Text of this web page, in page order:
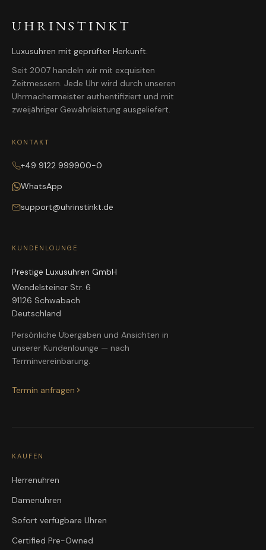
UHRINSTINKT
Luxusuhren mit geprüfter Herkunft.
Seit 2007 handeln wir mit exquisiten
Zeitmessern. Jede Uhr wird durch unseren
Uhrmachermeister authentifiziert und mit
zweijähriger Gewährleistung ausgeliefert.
KONTAKT
+49 9122 999900-0
WhatsApp
support@uhrinstinkt.de
KUNDENLOUNGE
Prestige Luxusuhren GmbH
Wendelsteiner Str. 6
91126 Schwabach
Deutschland
Persönliche Übergaben und Ansichten in
unserer Kundenlounge — nach
Terminvereinbarung.
Termin anfragen
KAUFEN
Herrenuhren
Damenuhren
Sofort verfügbare Uhren
Certified Pre-Owned